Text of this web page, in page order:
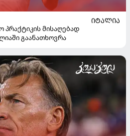
ᲘᲢᲐᲚᲘᲐ
პრაქტიკის მისაღებად
გაანათხოვრა